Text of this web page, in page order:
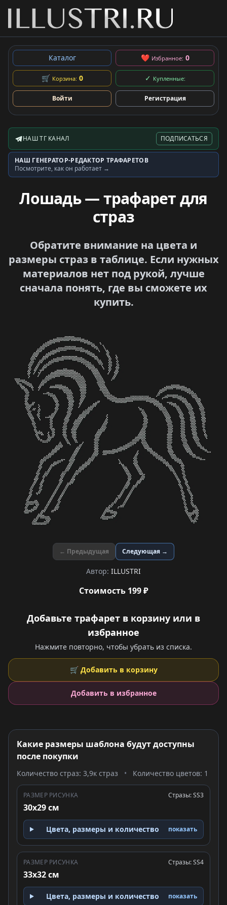
Каталог ❤ Избранное: 0
🛒 Корзина: 0 ✓ Купленные:
Войти Регистрация
Telegram-канал
НАШ ТГ КАНАЛ ПОДПИСАТЬСЯ
Генератор трафаретов
НАШ ГЕНЕРАТОР-РЕДАКТОР ТРАФАРЕТОВ
Посмотрите, как он работает →
Лошадь — трафарет для
страз
Обратите внимание на цвета и
размеры страз в таблице. Если нужных
материалов нет под рукой, лучше
сначала понять, где вы сможете их
купить.
← Предыдущая Следующая →
Автор: ILLUSTRI
Стоимость 199 ₽
Добавьте трафарет в корзину или в
избранное
Нажмите повторно, чтобы убрать из списка.
🛒 Добавить в корзину
Добавить в избранное
Какие размеры шаблона будут доступны
после покупки
Количество страз: 3,9к страз • Количество цветов: 1
РАЗМЕР РИСУНКА
30x29 см
Стразы: SS3
Цвета, размеры и количество показать
РАЗМЕР РИСУНКА
33x32 см
Стразы: SS4
Цвета, размеры и количество показать